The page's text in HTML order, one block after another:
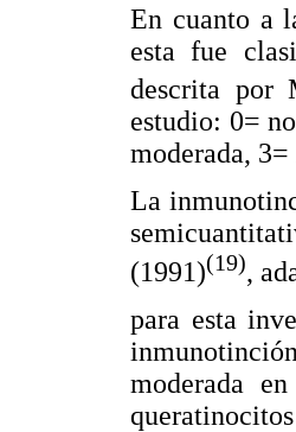
En cuanto a
esta fue
descrita por
estudio: 0=
moderada,
La
(1991)(19),
para esta
moderada